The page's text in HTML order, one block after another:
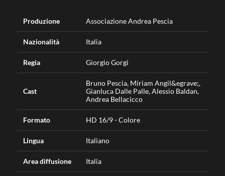
Produzione Associazione Andrea Pescia
Nazionalità Italia
Regia Giorgio Gorgi
Cast
Bruno Pescia, Miriam Angil&egrave;,
Gianluca Dalle Palle, Alessio Baldan,
Andrea Bellacicco
Formato HD 16/9 - Colore
Lingua Italiano
Area diffusione Italia